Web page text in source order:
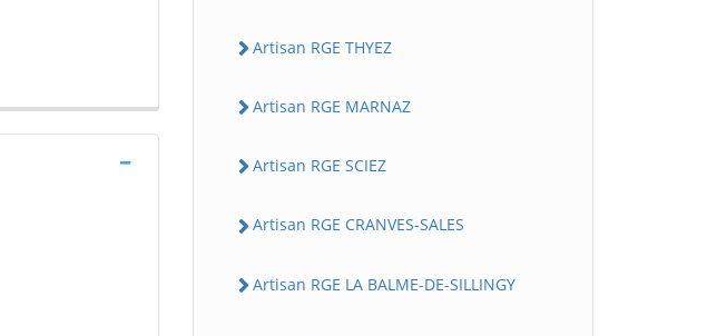
Artisan RGE THYEZ
Artisan RGE MARNAZ
Artisan RGE SCIEZ
Artisan RGE CRANVES-SALES
Artisan RGE LA BALME-DE-SILLINGY